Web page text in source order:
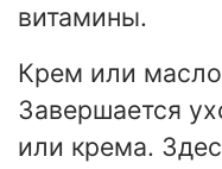
витамины.
Крем или масло
Завершается
или крема.